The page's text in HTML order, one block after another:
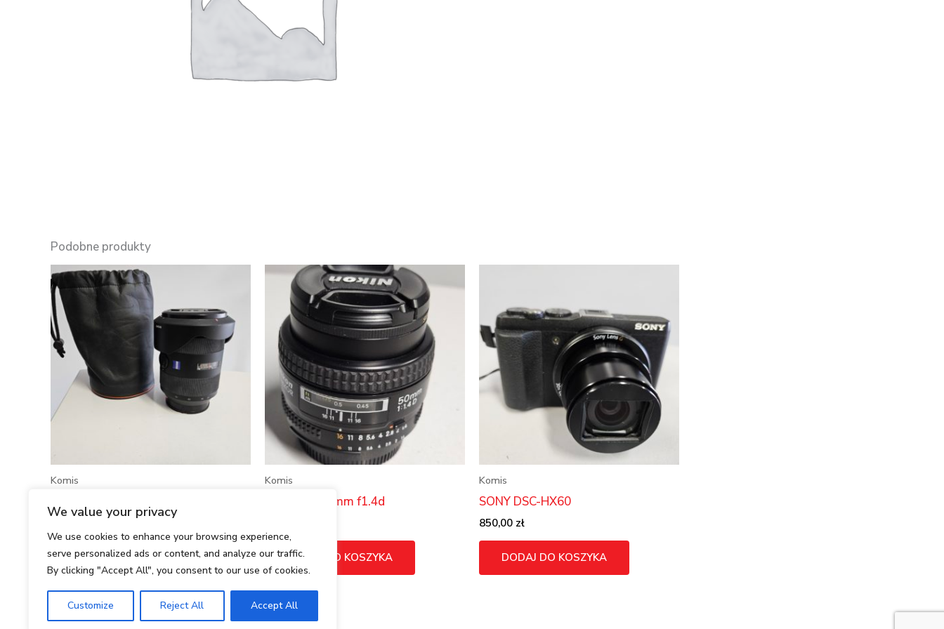
We value your privacy
We use cookies to enhance your browsing experience,
serve personalized ads or content, and analyze our traffic.
By clicking "Accept All", you consent to our use of cookies.
Customize Reject All Accept All
Podobne produkty
Komis
DODAJ DO KOSZYKA
Komis
Nikkor AF 50mm f1.4d
DODAJ DO KOSZYKA
Komis
SONY DSC-HX60
850,00 zł
DODAJ DO KOSZYKA